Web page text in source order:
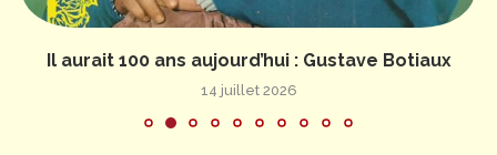
Il aurait 100 ans aujourd’hui : Gustave Botiaux
14 juillet 2026